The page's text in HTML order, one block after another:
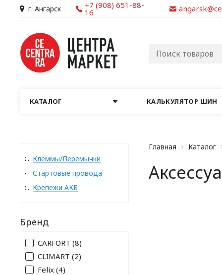
г. Ангарск +7 (908) 651-88-
16
КАТАЛОГ КАЛЬКУЛЯТОР ШИН
Клеммы/Перемычки
Стартовые провода
Крепежи АКБ
Бренд
CARFORT (8)
CLIMART (2)
Felix (4)
Главная Каталог